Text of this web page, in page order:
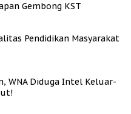
Gembong KST
Pendidikan Masyarakat
WNA Diduga Intel Keluar-